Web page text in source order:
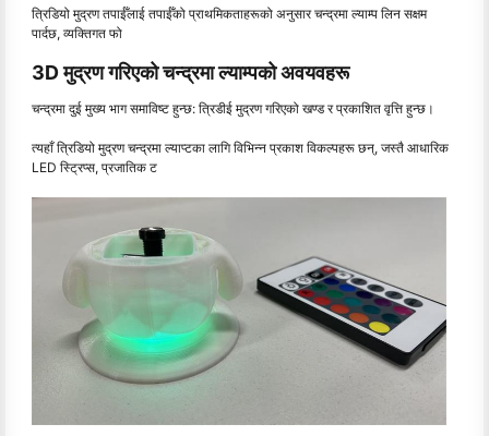
त्रिडियो मुद्रण तपाईँलाई तपाईँको प्राथमिकताहरूको अनुसार चन्द्रमा ल्याम्प लिन सक्षम
पार्दछ, व्यक्तिगत फो
3D मुद्रण गरिएको चन्द्रमा ल्याम्पको अवयवहरू
चन्द्रमा दुई मुख्य भाग समाविष्ट हुन्छ: त्रिडीई मुद्रण गरिएको खण्ड र प्रकाशित वृत्ति हुन्छ।
त्यहाँ त्रिडियो मुद्रण चन्द्रमा ल्याप्टका लागि विभिन्न प्रकाश विकल्पहरू छन्, जस्तै आधारिक
LED स्ट्रिप्स, प्रजातिक ट